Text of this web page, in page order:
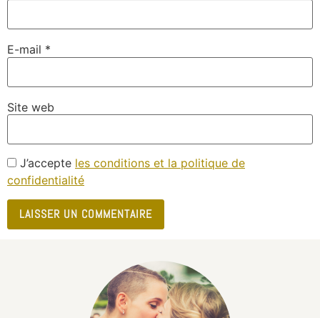
E-mail *
Site web
J’accepte les conditions et la politique de
confidentialité